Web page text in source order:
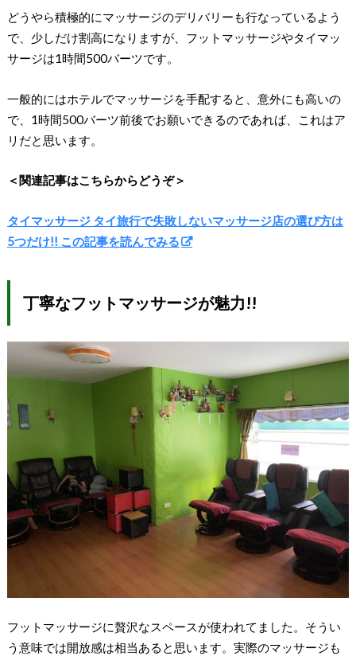
どうやら積極的にマッサージのデリバリーも行なっているよう
で、少しだけ割高になりますが、フットマッサージやタイマッ
サージは1時間500バーツです。
一般的にはホテルでマッサージを手配すると、意外にも高いの
で、1時間500バーツ前後でお願いできるのであれば、これはア
リだと思います。
＜関連記事はこちらからどうぞ＞
タイマッサージ タイ旅行で失敗しないマッサージ店の選び方は
5つだけ!! この記事を読んでみる
丁寧なフットマッサージが魅力!!
フットマッサージに贅沢なスペースが使われてました。そうい
う意味では開放感は相当あると思います。実際のマッサージも